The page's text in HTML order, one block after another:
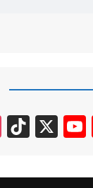
In
a
Ti
T
X